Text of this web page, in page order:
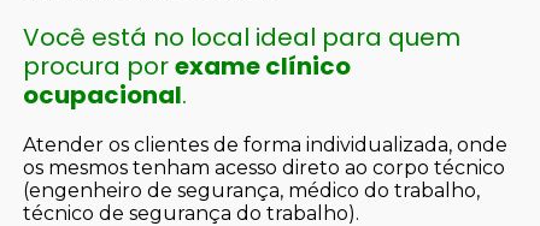
Você está no local ideal para quem
procura porexame clínico
ocupacional.
Atender os clientes de forma individualizada, onde
os mesmos tenham acesso direto ao corpo técnico
(engenheiro de segurança, médico do trabalho,
técnico de segurança do trabalho).